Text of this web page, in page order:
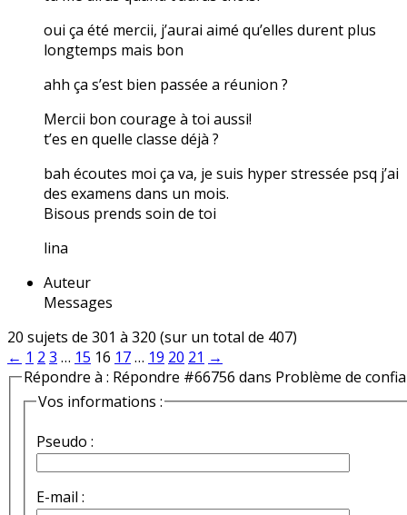
oui ça été mercii, j’aurai aimé qu’elles durent plus
longtemps mais bon
ahh ça s’est bien passée a réunion ?
Mercii bon courage à toi aussi!
t’es en quelle classe déjà ?
bah écoutes moi ça va, je suis hyper stressée psq j’ai
des examens dans un mois.
Bisous prends soin de toi
lina
Auteur
Messages
20 sujets de 301 à 320 (sur un total de 407)
← 1 2 3 … 15 16 17… 19 20 21 →
Répondre à : Répondre #66756 dans Problème de
Vos informations :
Pseudo :
E-mail :